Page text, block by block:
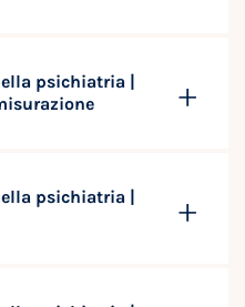
psichiatria |
psichiatria |